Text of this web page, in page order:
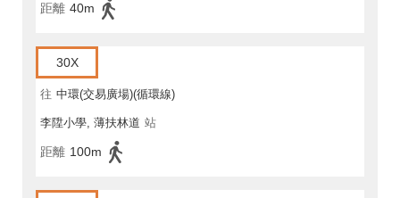
距離 40m
30X
往 中環(交易廣場)(循環線)
李陞小學, 薄扶林道 站
距離 100m